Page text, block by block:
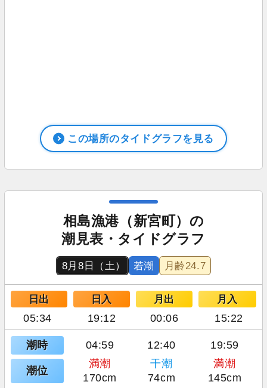
この場所のタイドグラフを見る
相島漁港（新宮町）の
潮見表・タイドグラフ
8月8日（土） 若潮 月齢24.7
日出 日入 月出 月入
05:34 19:12 00:06 15:22
潮時 04:59 12:40 19:59
潮位
満潮 干潮
満潮
170cm
74cm 145cm